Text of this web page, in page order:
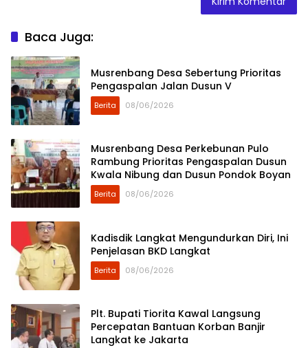
Baca Juga:
Musrenbang Desa Sebertung Prioritas
Pengaspalan Jalan Dusun V
Berita 08/06/2026
Musrenbang Desa Perkebunan Pulo
Rambung Prioritas Pengaspalan Dusun
Kwala Nibung dan Dusun Pondok Boyan
Berita 08/06/2026
Kadisdik Langkat Mengundurkan Diri, Ini
Penjelasan BKD Langkat
Berita 08/06/2026
Plt. Bupati Tiorita Kawal Langsung
Percepatan Bantuan Korban Banjir
Langkat ke Jakarta